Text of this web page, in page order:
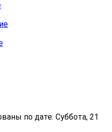
по дате: Суббота, 21